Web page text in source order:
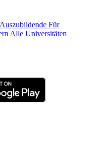
Für
Alle Universitäten